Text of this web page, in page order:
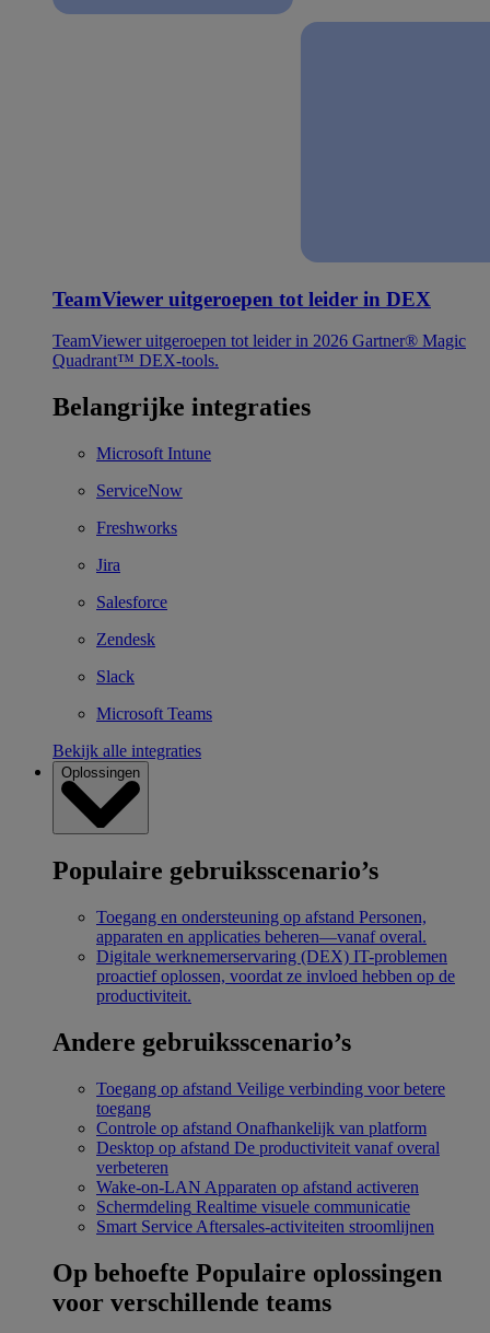
TeamViewer uitgeroepen tot leider in DEX
TeamViewer uitgeroepen tot leider in 2026 Gartner® Magic
Quadrant™ DEX-tools.
Belangrijke integraties
Microsoft Intune
ServiceNow
Freshworks
Jira
Salesforce
Zendesk
Slack
Microsoft Teams
Bekijk alle integraties
Oplossingen
Populaire gebruiksscenario’s
Toegang en ondersteuning op afstand Personen,
apparaten en applicaties beheren—vanaf overal.
Digitale werknemerservaring (DEX) IT-problemen
proactief oplossen, voordat ze invloed hebben op de
productiviteit.
Andere gebruiksscenario’s
Toegang op afstand Veilige verbinding voor betere
toegang
Controle op afstand Onafhankelijk van platform
Desktop op afstand De productiviteit vanaf overal
verbeteren
Wake-on-LAN Apparaten op afstand activeren
Schermdeling Realtime visuele communicatie
Smart Service Aftersales-activiteiten stroomlijnen
Op behoefte Populaire oplossingen
voor verschillende teams